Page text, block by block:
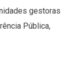
gestoras
Pública,